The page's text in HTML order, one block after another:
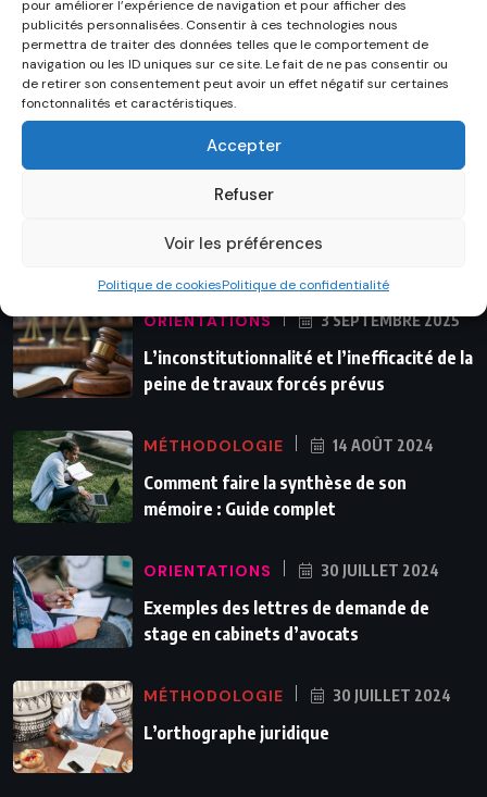
pour améliorer l’expérience de navigation et pour afficher des
publicités personnalisées. Consentir à ces technologies nous
permettra de traiter des données telles que le comportement de
navigation ou les ID uniques sur ce site. Le fait de ne pas consentir ou
de retirer son consentement peut avoir un effet négatif sur certaines
fonctonnalités et caractéristiques.
Accepter
Refuser
Voir les préférences
Politique de cookiesPolitique de confidentialité
Rédaction de mémoire
ORIENTATIONS
Secret médical et responsabilité de
l’hôpital en droit Congolais :
ORIENTATIONS 3 SEPTEMBRE 2025
L’inconstitutionnalité et l’inefficacité de la
peine de travaux forcés prévus
MÉTHODOLOGIE 14 AOÛT 2024
Comment faire la synthèse de son
mémoire : Guide complet
ORIENTATIONS 30 JUILLET 2024
Exemples des lettres de demande de
stage en cabinets d’avocats
MÉTHODOLOGIE 30 JUILLET 2024
L’orthographe juridique